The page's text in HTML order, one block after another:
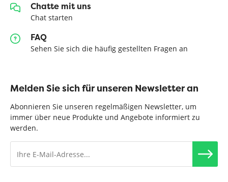
Chatte mit uns
Chat starten
FAQ
Sehen Sie sich die häufig gestellten Fragen an
Melden Sie sich für unseren Newsletter an
Abonnieren Sie unseren regelmäßigen Newsletter, um
immer über neue Produkte und Angebote informiert zu
werden.